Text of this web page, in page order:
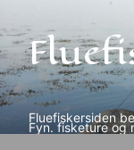
Fluefiskersiden
Fyn. fisketure og